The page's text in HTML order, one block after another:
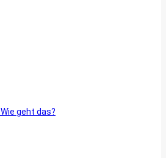
geht das?